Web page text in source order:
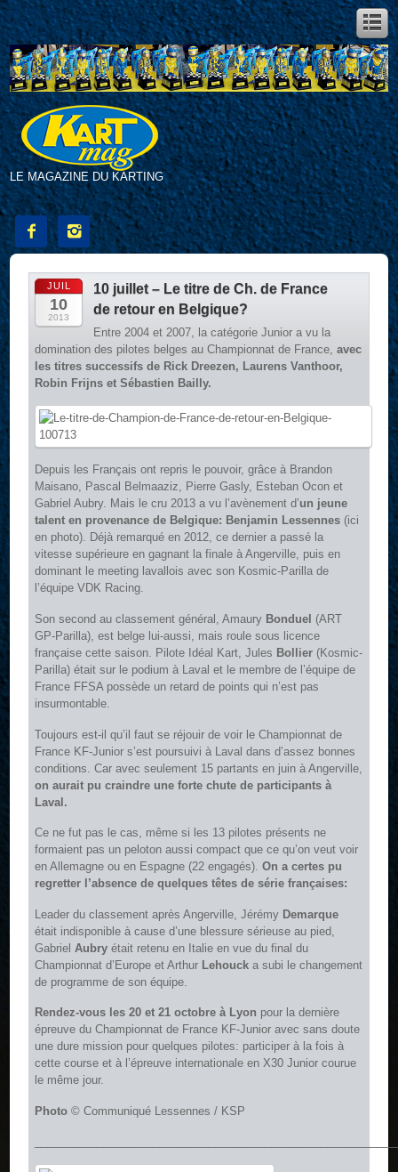
LE MAGAZINE DU KARTING
 
JUIL
10
2013
10 juillet – Le titre de Ch. de France
de retour en Belgique?
Entre 2004 et 2007, la catégorie Junior a vu la
domination des pilotes belges au Championnat de France,avec
les titres successifs de Rick Dreezen, Laurens Vanthoor,
Robin Frijns et Sébastien Bailly.
Depuis les Français ont repris le pouvoir, grâce à Brandon
Maisano, Pascal Belmaaziz, Pierre Gasly, Esteban Ocon et
Gabriel Aubry. Mais le cru 2013 a vu l’avènement d’un jeune
talent en provenance de Belgique: Benjamin Lessennes (ici
en photo). Déjà remarqué en 2012, ce dernier a passé la
vitesse supérieure en gagnant la finale à Angerville, puis en
dominant le meeting lavallois avec son Kosmic-Parilla de
l’équipe VDK Racing.
Son second au classement général, Amaury Bonduel (ART
GP-Parilla), est belge lui-aussi, mais roule sous licence
française cette saison. Pilote Idéal Kart, Jules Bollier (Kosmic-
Parilla) était sur le podium à Laval et le membre de l’équipe de
France FFSA possède un retard de points qui n’est pas
insurmontable.
Toujours est-il qu’il faut se réjouir de voir le Championnat de
France KF-Junior s’est poursuivi à Laval dans d’assez bonnes
conditions. Car avec seulement 15 partants en juin à Angerville,
on aurait pu craindre une forte chute de participants à
Laval.
Ce ne fut pas le cas, même si les 13 pilotes présents ne
formaient pas un peloton aussi compact que ce qu’on veut voir
en Allemagne ou en Espagne (22 engagés).On a certes pu
regretter l’absence de quelques têtes de série françaises:
Leader du classement après Angerville, Jérémy Demarque
était indisponible à cause d’une blessure sérieuse au pied,
Gabriel Aubry était retenu en Italie en vue du final du
Championnat d’Europe et Arthur Lehouck a subi le changement
de programme de son équipe.
Rendez-vous les 20 et 21 octobre à Lyon pour la dernière
épreuve du Championnat de France KF-Junior avec sans doute
une dure mission pour quelques pilotes: participer à la fois à
cette course et à l’épreuve internationale en X30 Junior courue
le même jour.
Photo © Communiqué Lessennes / KSP